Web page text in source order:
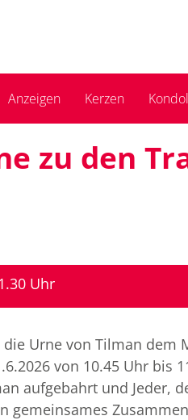
Anzeigen Kerzen
zu den
Uhr
Urne von Tilman dem
von 10.45 Uhr bis
aufgebahrt und Jeder,
gemeinsames